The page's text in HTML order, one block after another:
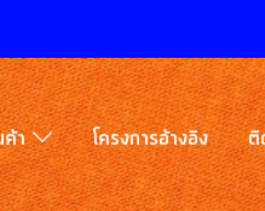
ค้า โครงการอ้างอิง ติ